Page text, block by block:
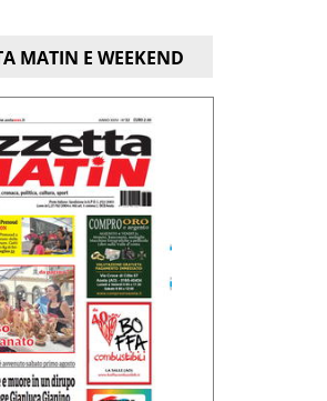
MATIN E WEEKEND